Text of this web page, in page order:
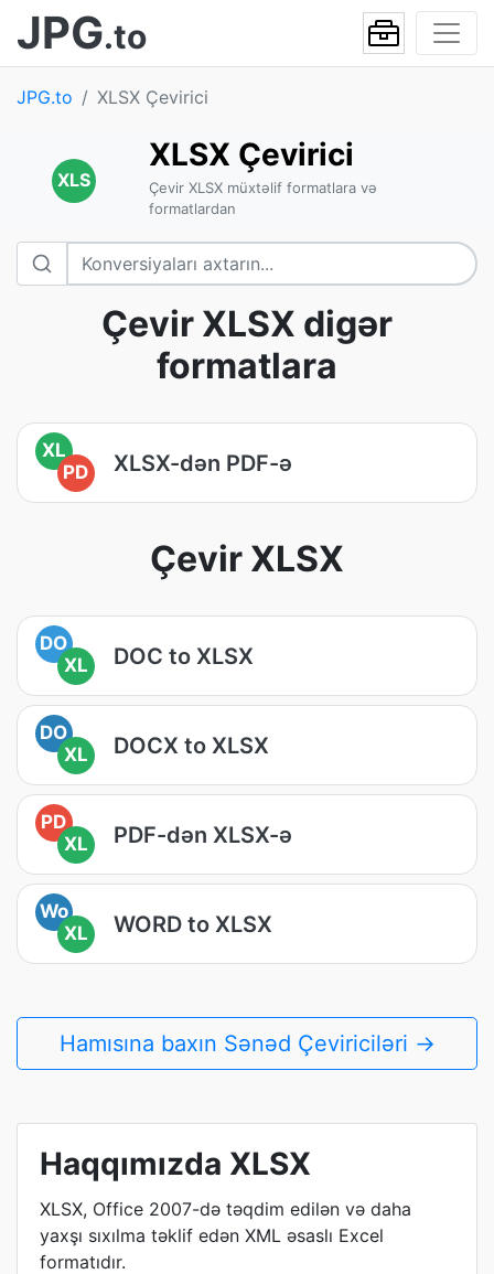
JPG.to
JPG.to XLSX Çevirici
XLS
XLSX Çevirici
Çevir XLSX müxtəlif formatlara və
formatlardan
Çevir XLSX digər
formatlara
XL
PD
XLSX-dən PDF-ə
Çevir XLSX
DO
XL
DOC to XLSX
DO
XL
DOCX to XLSX
PD
XL
PDF-dən XLSX-ə
Wo
XL
WORD to XLSX
Hamısına baxın Sənəd Çeviriciləri →
Haqqımızda XLSX
XLSX, Office 2007-də təqdim edilən və daha
yaxşı sıxılma təklif edən XML əsaslı Excel
formatıdır.